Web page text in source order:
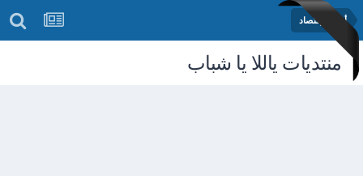
أخبار الإقتصاد
منتديات ياللا يا شباب